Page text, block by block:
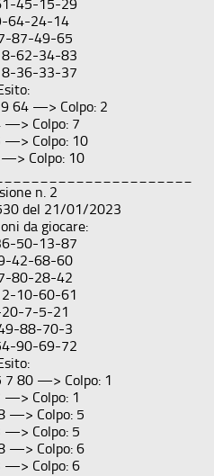
45-15-29
64-24-14
87-49-65
62-34-83
36-33-37
64 —> Colpo: 2
—> Colpo: 7
—> Colpo: 10
Colpo: 10
n. 2
del 21/01/2023
da giocare:
50-13-87
42-68-60
80-28-42
10-60-61
7-5-21
88-70-3
90-69-72
7 80 —> Colpo: 1
—> Colpo: 1
—> Colpo: 5
—> Colpo: 5
—> Colpo: 6
—> Colpo: 6